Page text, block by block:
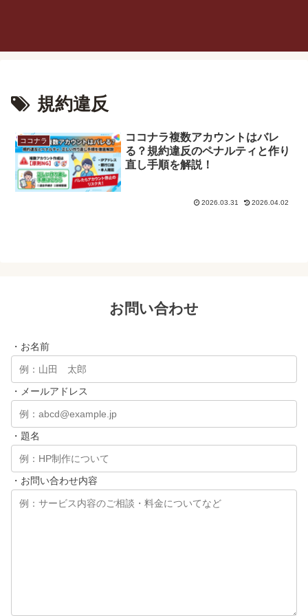
規約違反
ココナラ
ココナラ複数アカウントはバレ
る？規約違反のペナルティと作り
直し手順を解説！
2026.03.31 2026.04.02
お問い合わせ
・お名前
・メールアドレス
・題名
・お問い合わせ内容